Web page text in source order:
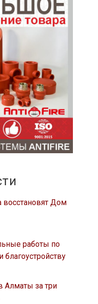
восстановят Дом
работы по
Алматы за три